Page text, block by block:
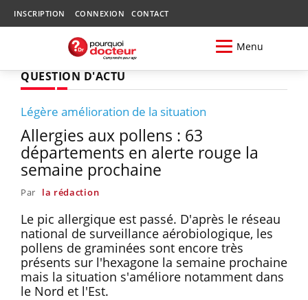
INSCRIPTION CONNEXION CONTACT
Menu
QUESTION D'ACTU
Légère amélioration de la situation
Allergies aux pollens : 63
départements en alerte rouge la
semaine prochaine
Par la rédaction
Le pic allergique est passé. D'après le réseau
national de surveillance aérobiologique, les
pollens de graminées sont encore très
présents sur l'hexagone la semaine prochaine
mais la situation s'améliore notamment dans
le Nord et l'Est.